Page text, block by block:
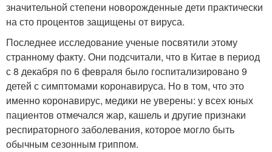
значительной степени новорожденные дети практически
на сто процентов защищены от вируса.
Последнее исследование ученые посвятили этому
странному факту. Они подсчитали, что в Китае в период
с 8 декабря по 6 февраля было госпитализировано 9
детей с симптомами коронавируса. Но в том, что это
именно коронавирус, медики не уверены: у всех юных
пациентов отмечался жар, кашель и другие признаки
респираторного заболевания, которое могло быть
обычным сезонным гриппом.